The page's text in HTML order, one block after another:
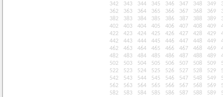
342
343 344 345 346 347 348 349
362
363 364 365 366 367 368 369
382
383 384 385 386 387 388 389
402
403 404 405 406 407 408 409
422
423 424 425 426 427 428 429
442
443 444 445 446 447 448 449
462
463 464 465 466 467 468 469
482
483 484 485 486 487 488 489
502
503 504 505 506 507 508 509
522
523 524 525 526 527 528 529
542
543 544 545 546 547 548 549
562
563 564 565 566 567 568 569
582
583 584 585 586 587 588 589